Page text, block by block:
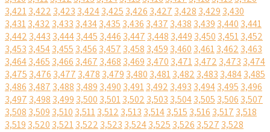
3,4213,422 3,423 3,4243,425 3,426 3,427 3,428 3,429 3,430
3,4313,432 3,433 3,4343,435 3,436 3,437 3,438 3,439 3,440 3,441
3,442 3,443 3,4443,445 3,446 3,447 3,448 3,449 3,450 3,4513,452
3,453 3,4543,455 3,456 3,457 3,458 3,459 3,460 3,4613,462 3,463
3,4643,465 3,466 3,467 3,468 3,469 3,470 3,4713,472 3,473 3,474
3,475 3,476 3,477 3,478 3,479 3,480 3,4813,482 3,483 3,4843,485
3,486 3,487 3,488 3,489 3,490 3,4913,492 3,493 3,4943,495 3,496
3,497 3,498 3,499 3,500 3,5013,502 3,503 3,5043,505 3,506 3,507
3,508 3,509 3,510 3,5113,512 3,513 3,5143,515 3,516 3,517 3,518
3,519 3,520 3,5213,522 3,523 3,5243,525 3,526 3,527 3,528